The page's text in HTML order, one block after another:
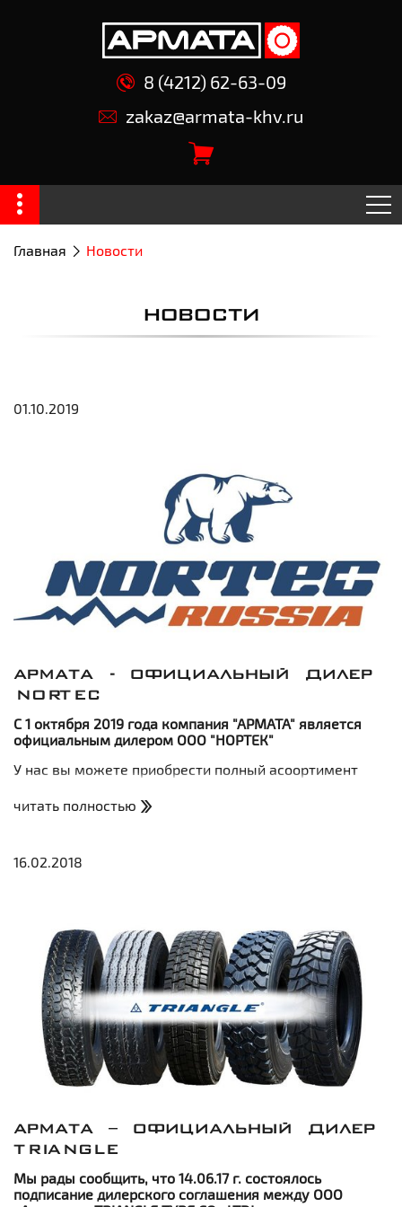
8 (4212) 62-63-09
zakaz@armata-khv.ru
Главная Новости
НОВОСТИ
01.10.2019
АРМАТА - ОФИЦИАЛЬНЫЙ ДИЛЕР
NORTEC
С 1 октября 2019 года компания "АРМАТА" является
официальным дилером ООО "НОРТЕК"
У нас вы можете приобрести полный асоортимент
дилера - без промежуточных торговых наценок.
читать полностью
16.02.2018
АРМАТА – ОФИЦИАЛЬНЫЙ ДИЛЕР
TRIANGLE
Мы рады сообщить, что 14.06.17 г. состоялось
подписание дилерского соглашения между ООО